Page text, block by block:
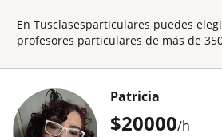
En Tusclasesparticulares puedes
profesores particulares de más de
$20000/h
Patricia